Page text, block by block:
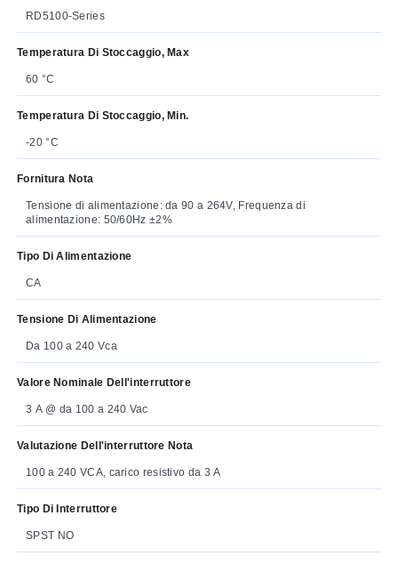
RD5100-Series
Temperatura Di Stoccaggio, Max
60 °C
Temperatura Di Stoccaggio, Min.
-20 °C
Fornitura Nota
Tensione di alimentazione: da 90 a 264V, Frequenza di
alimentazione: 50/60Hz ±2%
Tipo Di Alimentazione
CA
Tensione Di Alimentazione
Da 100 a 240 Vca
Valore Nominale Dell'interruttore
3 A @ da 100 a 240 Vac
Valutazione Dell'interruttore Nota
100 a 240 VCA, carico resistivo da 3 A
Tipo Di Interruttore
SPST NO